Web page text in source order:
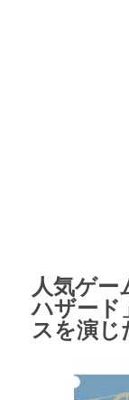
人気ゲー
ハザード
スを演じ